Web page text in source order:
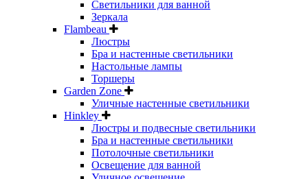
Светильники для ванной
Зеркала
Flambeau
Люстры
Бра и настенные светильники
Настольные лампы
Торшеры
Garden Zone
Уличные настенные светильники
Hinkley
Люстры и подвесные светильники
Бра и настенные светильники
Потолочные светильники
Освещение для ванной